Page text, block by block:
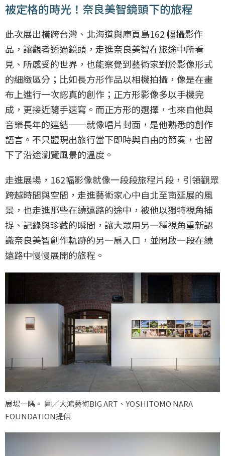
被定格的時光！奈良美智鏡頭下的旅程
此次展出橫跨台灣、北海道與庫頁島162 幅攝影作
品，讓觀者透過鏡頭，走進奈良美智在旅途中所看
見、所感受的世界，也能察覺到藝術家對於影像形式
的細緻區分；比如長方形作品以相機拍攝，像是在畫
布上進行一次認真的創作；正方形影像多以手機完
成，更接近隨手速寫。而正方形的選擇，也來自他與
音樂長年的連結——就像唱片封面，是他熟悉的創作
語言。不只體現出旅行當下即時與自由的節奏，也留
下了沿途瀏覽風景的溫度。
走進展場，162幅影像就像一段段旅程片段，引領觀眾
跨越時間與空間，走進藝術家心中自北至南延展的風
景，也走進那些在繞遠路的途中，被他以獨特視角捕
捉、記錄與珍藏的瞬間，讓大眾用另一種視角重新認
識奈良美智創作軌跡的另一扇入口，並開啟一段在繞
遠路中慢慢展開的旅程。
展場一隅。 圖／大鴻藝術BIG ART、YOSHITOMO NARA
FOUNDATION提供